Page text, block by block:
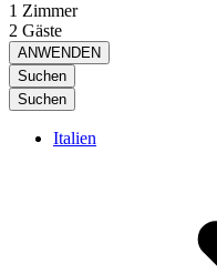
1 Zimmer
2 Gäste
ANWENDEN
Suchen
Suchen
Italien